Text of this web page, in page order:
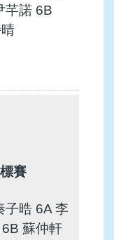
芊諾 6B
賽
子晧 6A 李
蘇仲軒